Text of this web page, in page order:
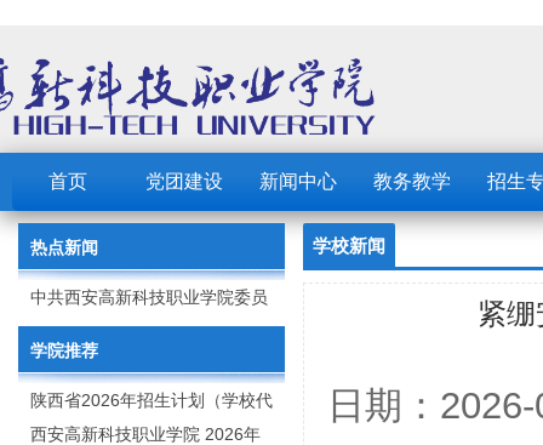
首页 党团建设 新闻中心 教务教学 招生
热点新闻
中共西安高新科技职业学院委员
会 2023年党建工作要点
学院推荐
陕西省2026年招生计划（学校代
码：8103）
西安高新科技职业学院 2026年
学校新闻
紧
日期：